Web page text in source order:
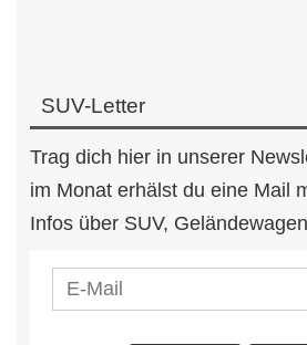
SUV-Letter
Trag dich hier in unserer
im Monat erhälst du eine Mail
Infos über SUV,